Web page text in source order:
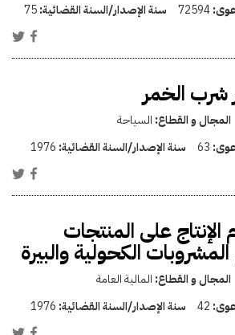
72594 سنة الإصدار/السنة القضائية:75
شرب الخمر
المجال و القطاع: السياحة
63 سنة الإصدار/السنة القضائية: 1976
على المنتجات
الكحولية والبيرة
المجال و القطاع: المالية العامة
42 سنة الإصدار/السنة القضائية: 1976